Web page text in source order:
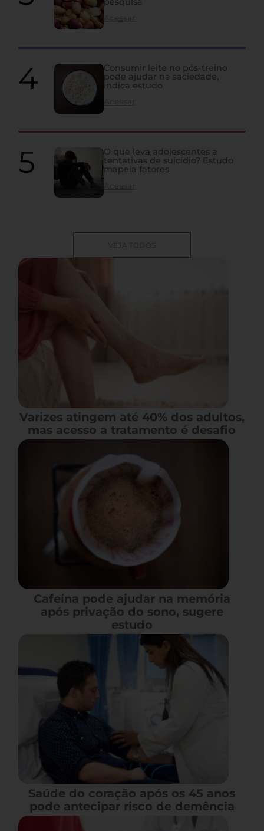
Consumir leite no pós-treino
pode ajudar na saciedade,
indica estudo
O que leva adolescentes a
tentativas de suicídio? Estudo
mapeia fatores
VEJA TODOS
Varizes atingem até 40% dos adultos,
mas acesso a tratamento é desafio
Cafeína pode ajudar na memória
após privação do sono, sugere
estudo
Saúde do coração após os 45 anos
pode antecipar risco de demência